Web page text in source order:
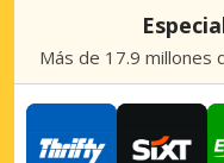
Más de 17.9 millones